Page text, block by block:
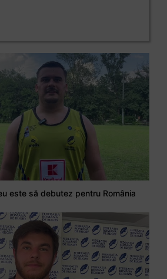
este să debutez pentru România